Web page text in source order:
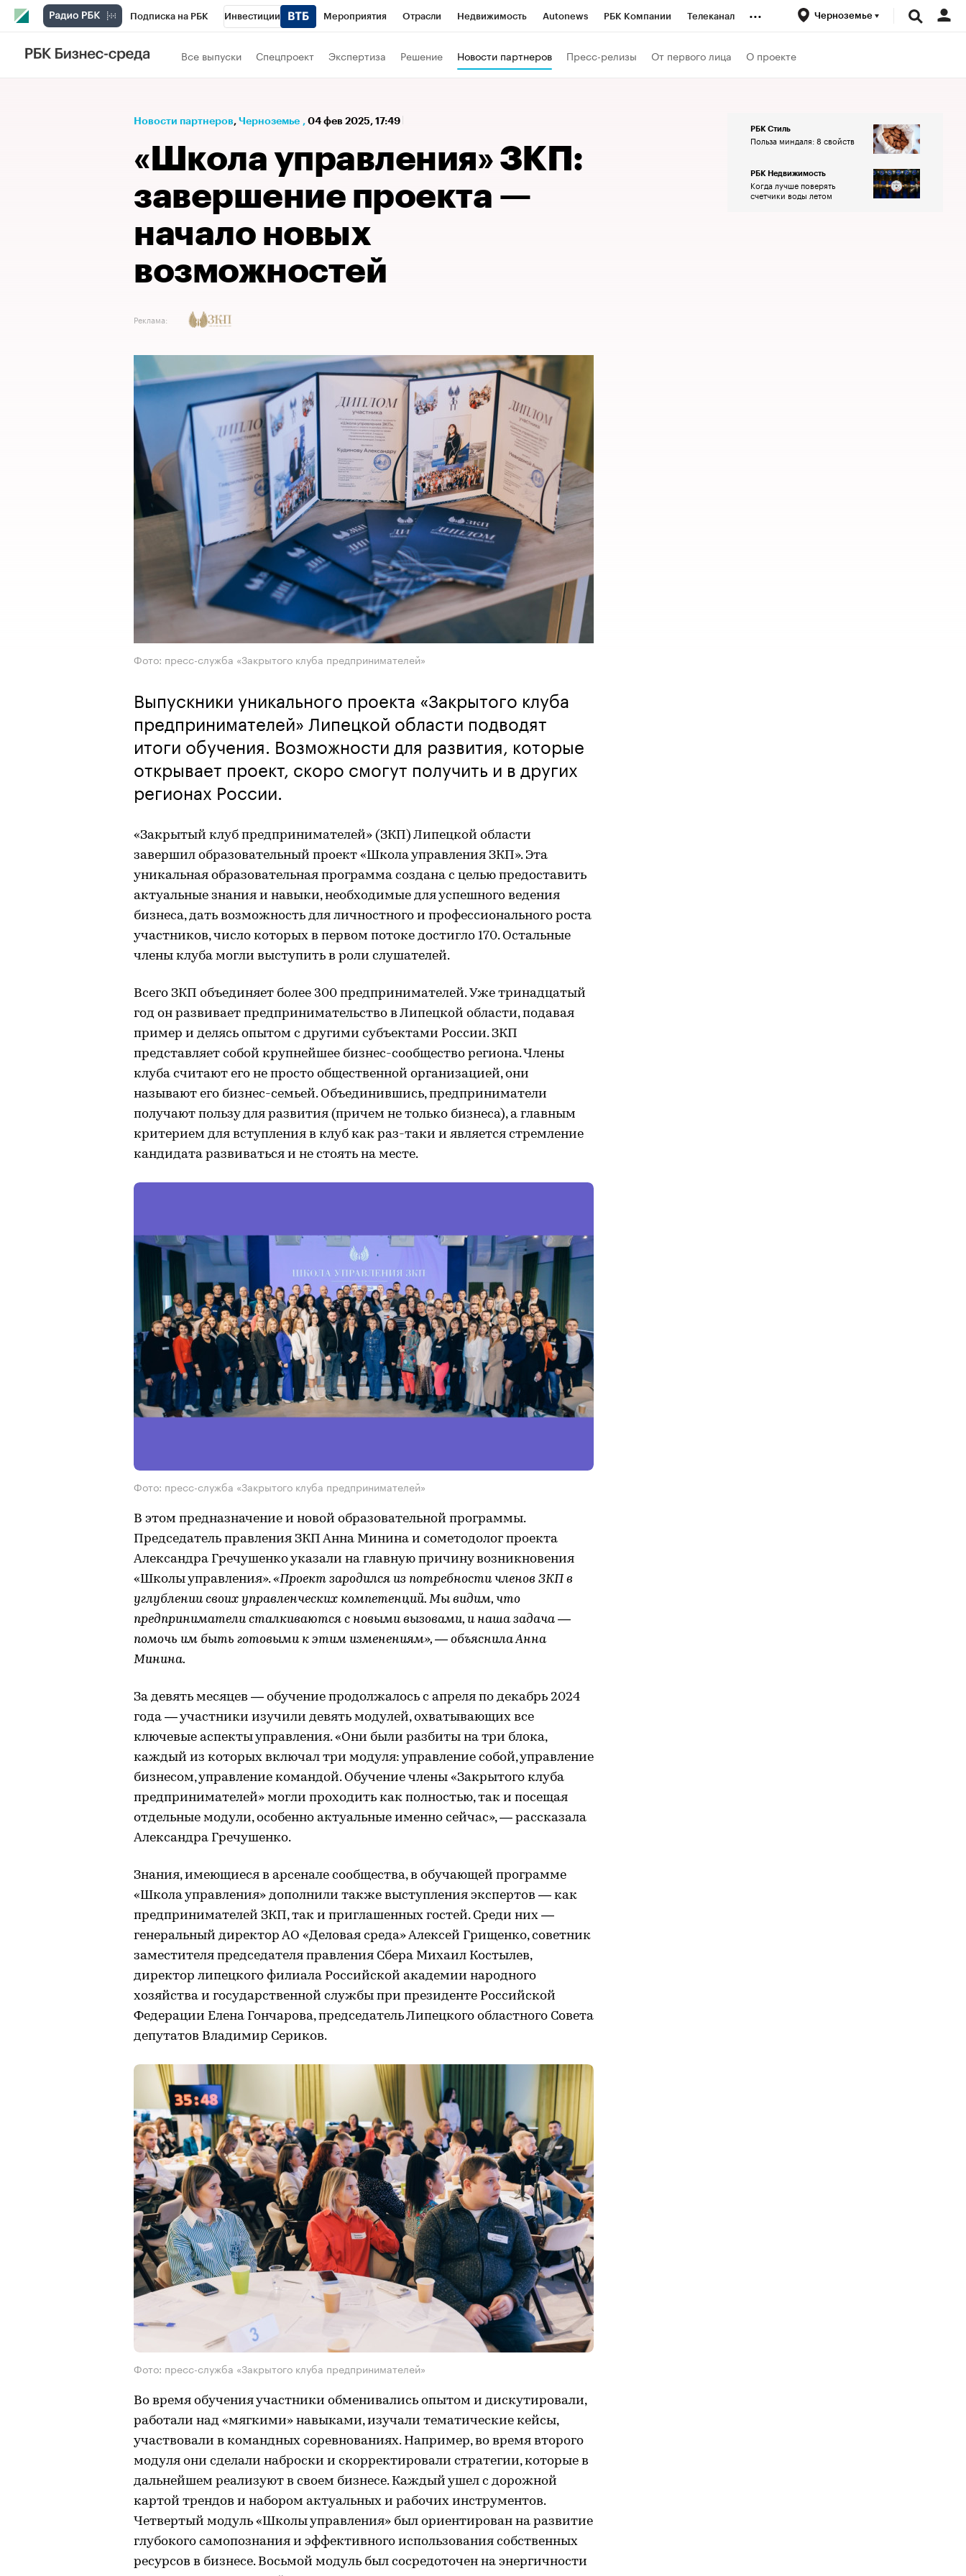
Подписка на РБК Инвестиции Мероприятия Отрасли Недвижимость Autonews РБК Компании Телеканал
РБК Вино
Проверка контрагентов Технологии и медиа Финансы
... Черноземье
Все выпуски Спецпроект Экспертиза Решение Новости партнеров Пресс-релизы От первого лица О проекте
Новости партнеров⁠, Черноземье , 04 фев 2025, 17:49
«Школа управления» ЗКП:
завершение проекта —
начало новых
возможностей
Реклама:
Фото: пресс-служба «Закрытого клуба предпринимателей»
Выпускники уникального проекта «Закрытого клуба
предпринимателей» Липецкой области подводят
итоги обучения. Возможности для развития, которые
открывает проект, скоро смогут получить и в других
регионах России.
«Закрытый клуб предпринимателей» (ЗКП) Липецкой области
завершил образовательный проект «Школа управления ЗКП». Эта
уникальная образовательная программа создана с целью предоставить
актуальные знания и навыки, необходимые для успешного ведения
бизнеса, дать возможность для личностного и профессионального роста
участников, число которых в первом потоке достигло 170. Остальные
члены клуба могли выступить в роли слушателей.
Всего ЗКП объединяет более 300 предпринимателей. Уже тринадцатый
год он развивает предпринимательство в Липецкой области, подавая
пример и делясь опытом с другими субъектами России. ЗКП
представляет собой крупнейшее бизнес-сообщество региона. Члены
клуба считают его не просто общественной организацией, они
называют его бизнес-семьей. Объединившись, предприниматели
получают пользу для развития (причем не только бизнеса), а главным
критерием для вступления в клуб как раз-таки и является стремление
кандидата развиваться и не стоять на месте.
Фото: пресс-служба «Закрытого клуба предпринимателей»
В этом предназначение и новой образовательной программы.
Председатель правления ЗКП Анна Минина и сометодолог проекта
Александра Гречушенко указали на главную причину возникновения
«Школы управления».«Проект зародился из потребности членов ЗКП в
углублении своих управленческих компетенций. Мы видим, что
предприниматели сталкиваются с новыми вызовами, и наша задача —
помочь им быть готовыми к этим изменениям», — объяснила Анна
Минина.
За девять месяцев — обучение продолжалось с апреля по декабрь 2024
года ― участники изучили девять модулей, охватывающих все
ключевые аспекты управления. «Они были разбиты на три блока,
каждый из которых включал три модуля: управление собой, управление
бизнесом, управление командой. Обучение члены «Закрытого клуба
предпринимателей» могли проходить как полностью, так и посещая
отдельные модули, особенно актуальные именно сейчас», — рассказала
Александра Гречушенко.
Знания, имеющиеся в арсенале сообщества, в обучающей программе
«Школа управления» дополнили также выступления экспертов ― как
предпринимателей ЗКП, так и приглашенных гостей. Среди них —
генеральный директор АО «Деловая среда» Алексей Грищенко, советник
заместителя председателя правления Сбера Михаил Костылев,
директор липецкого филиала Российской академии народного
хозяйства и государственной службы при президенте Российской
Федерации Елена Гончарова, председатель Липецкого областного Совета
депутатов Владимир Сериков.
Фото: пресс-служба «Закрытого клуба предпринимателей»
Во время обучения участники обменивались опытом и дискутировали,
работали над «мягкими» навыками, изучали тематические кейсы,
участвовали в командных соревнованиях. Например, во время второго
модуля они сделали наброски и скорректировали стратегии, которые в
дальнейшем реализуют в своем бизнесе. Каждый ушел с дорожной
картой трендов и набором актуальных и рабочих инструментов.
Четвертый модуль «Школы управления» был ориентирован на развитие
глубокого самопознания и эффективного использования собственных
ресурсов в бизнесе. Восьмой модуль был сосредоточен на энергичности
РБК Стиль
Польза миндаля: 8 свойств
РБК Недвижимость
Когда лучше поверять
счетчики воды летом